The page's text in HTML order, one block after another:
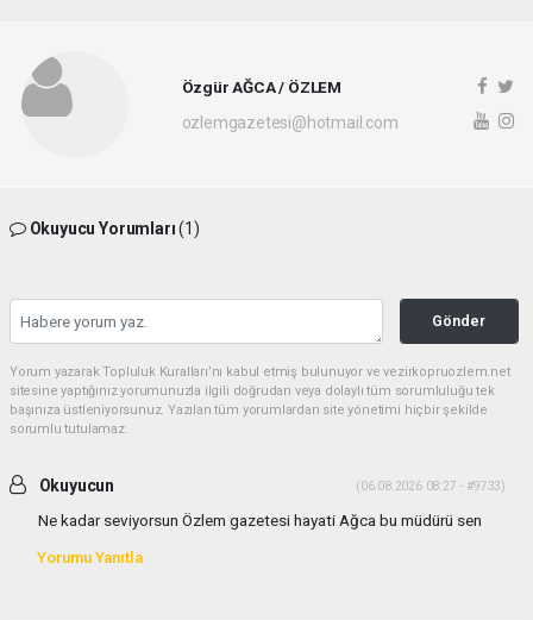
Özgür AĞCA / ÖZLEM
ozlemgazetesi@hotmail.com
Okuyucu Yorumları(1)
Gönder
Yorum yazarak Topluluk Kuralları’nı kabul etmiş bulunuyor ve vezirkopruozlem.net
sitesine yaptığınız yorumunuzla ilgili doğrudan veya dolaylı tüm sorumluluğu tek
başınıza üstleniyorsunuz. Yazılan tüm yorumlardan site yönetimi hiçbir şekilde
sorumlu tutulamaz.
Okuyucun (06.08.2026 08:27 - #9733)
Ne kadar seviyorsun Özlem gazetesi hayati Ağca bu müdürü sen
Yorumu Yanıtla